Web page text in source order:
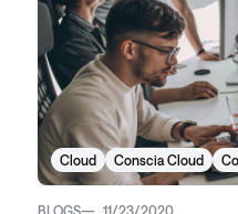
Cloud Conscia Cloud
BLOGS 11/23/2020